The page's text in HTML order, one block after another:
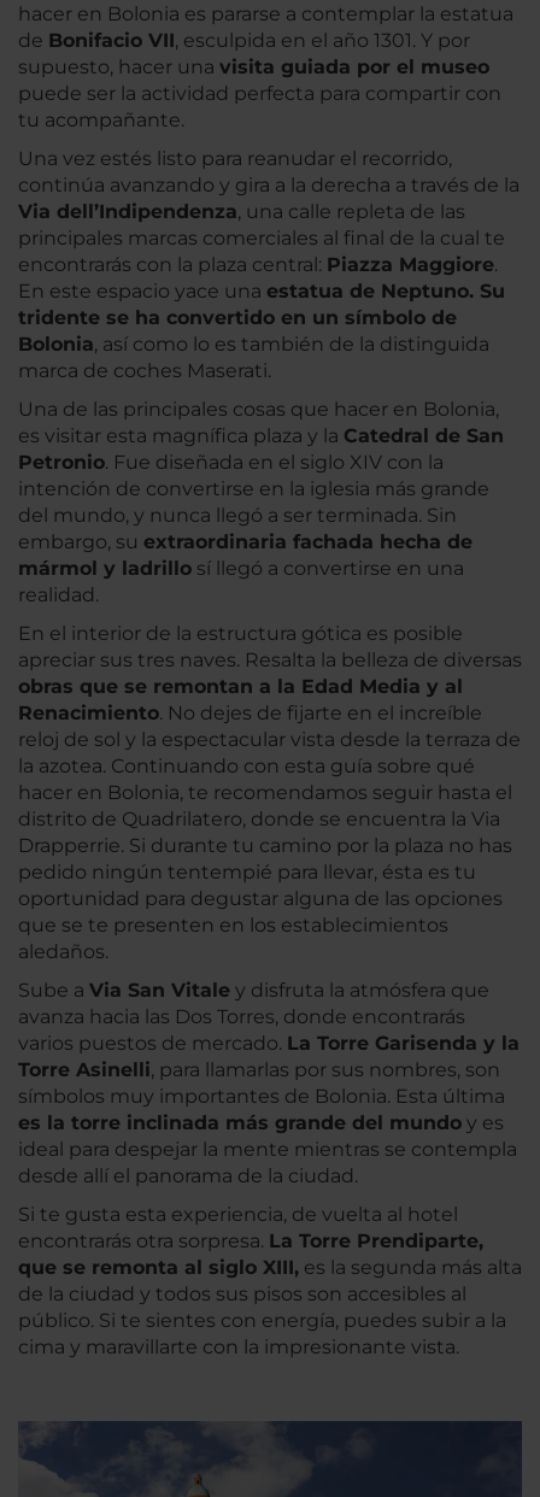
hacer en Bolonia es pararse a contemplar la estatua
de Bonifacio VII, esculpida en el año 1301. Y por
supuesto, hacer una visita guiada por el museo
puede ser la actividad perfecta para compartir con
tu acompañante.
Una vez estés listo para reanudar el recorrido,
continúa avanzando y gira a la derecha a través de la
Via dell’Indipendenza, una calle repleta de las
principales marcas comerciales al final de la cual te
encontrarás con la plaza central: Piazza Maggiore.
En este espacio yace una estatua de Neptuno. Su
tridente se ha convertido en un símbolo de
Bolonia, así como lo es también de la distinguida
marca de coches Maserati.
Una de las principales cosas que hacer en Bolonia,
es visitar esta magnífica plaza y la Catedral de San
Petronio. Fue diseñada en el siglo XIV con la
intención de convertirse en la iglesia más grande
del mundo, y nunca llegó a ser terminada. Sin
embargo, su extraordinaria fachada hecha de
mármol y ladrillo sí llegó a convertirse en una
realidad.
En el interior de la estructura gótica es posible
apreciar sus tres naves. Resalta la belleza de diversas
obras que se remontan a la Edad Media y al
Renacimiento. No dejes de fijarte en el increíble
reloj de sol y la espectacular vista desde la terraza de
la azotea. Continuando con esta guía sobre qué
hacer en Bolonia, te recomendamos seguir hasta el
distrito de Quadrilatero, donde se encuentra la Via
Drapperrie. Si durante tu camino por la plaza no has
pedido ningún tentempié para llevar, ésta es tu
oportunidad para degustar alguna de las opciones
que se te presenten en los establecimientos
aledaños.
Sube a Via San Vitale y disfruta la atmósfera que
avanza hacia las Dos Torres, donde encontrarás
varios puestos de mercado. La Torre Garisenda y la
Torre Asinelli, para llamarlas por sus nombres, son
símbolos muy importantes de Bolonia. Esta última
es la torre inclinada más grande del mundo y es
ideal para despejar la mente mientras se contempla
desde allí el panorama de la ciudad.
Si te gusta esta experiencia, de vuelta al hotel
encontrarás otra sorpresa. La Torre Prendiparte,
que se remonta al siglo XIII, es la segunda más alta
de la ciudad y todos sus pisos son accesibles al
público. Si te sientes con energía, puedes subir a la
cima y maravillarte con la impresionante vista.